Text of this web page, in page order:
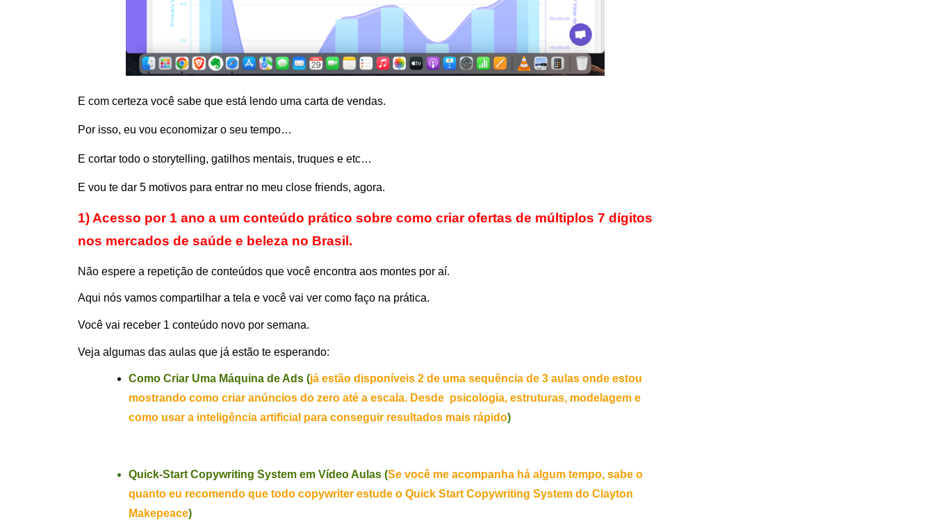
E com certeza você sabe que está lendo uma carta de vendas.
Por isso, eu vou economizar o seu tempo…
E cortar todo o storytelling, gatilhos mentais, truques e etc…
E vou te dar 5 motivos para entrar no meu close friends, agora.
1) Acesso por 1 ano a um conteúdo prático sobre como criar ofertas de múltiplos 7 dígitos
nos mercados de saúde e beleza no Brasil.
Não espere a repetição de conteúdos que você encontra aos montes por aí.
Aqui nós vamos compartilhar a tela e você vai ver como faço na prática.
Você vai receber 1 conteúdo novo por semana.
Veja algumas das aulas que já estão te esperando:
Como Criar Uma Máquina de Ads (já estão disponíveis 2 de uma sequência de 3 aulas onde estou
mostrando como criar anúncios do zero até a escala. Desde  psicologia, estruturas, modelagem e
como usar a inteligência artificial para conseguir resultados mais rápido)
Quick-Start Copywriting System em Vídeo Aulas (Se você me acompanha há algum tempo, sabe o
quanto eu recomendo que todo copywriter estude o Quick Start Copywriting System do Clayton
Makepeace)